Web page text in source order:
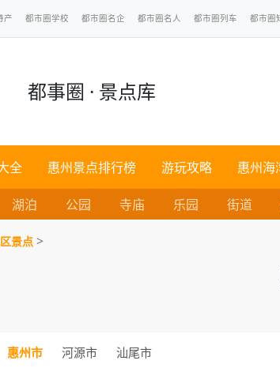
产 都市圈学校 都市圈名企 都市圈名人 都市圈列车 都市圈
都事圈 · 景点库
全 惠州景点排行榜 游玩攻略 惠州海
湖泊 公园 寺庙 乐园 街道
景点 >
惠州市 河源市 汕尾市